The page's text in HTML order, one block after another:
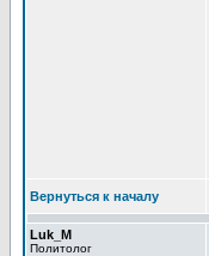
Вернуться к началу
Luk_M
Политолог